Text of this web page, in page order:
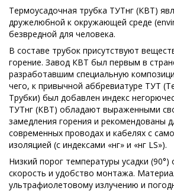
Термоусадочная трубка ТУТнг (КВТ)
дружелюбной к окружающей среде
безвредной для человека.
В составе трубок присутствуют
горение. Завод КВТ был первым в
разработавшим специальную
чего, к привычной аббревиатуре ТУТ
Трубки) был добавлен индекс
ТУТнг (КВТ) обладают выраженными
замедления горения и рекомендованы
современных проводах и кабелях с
изоляцией (с индексами «нг» и «нг LS»).
Низкий порог температуры усадки (90°)
скорость и удобство монтажа.
ультрафиолетовому излучению и